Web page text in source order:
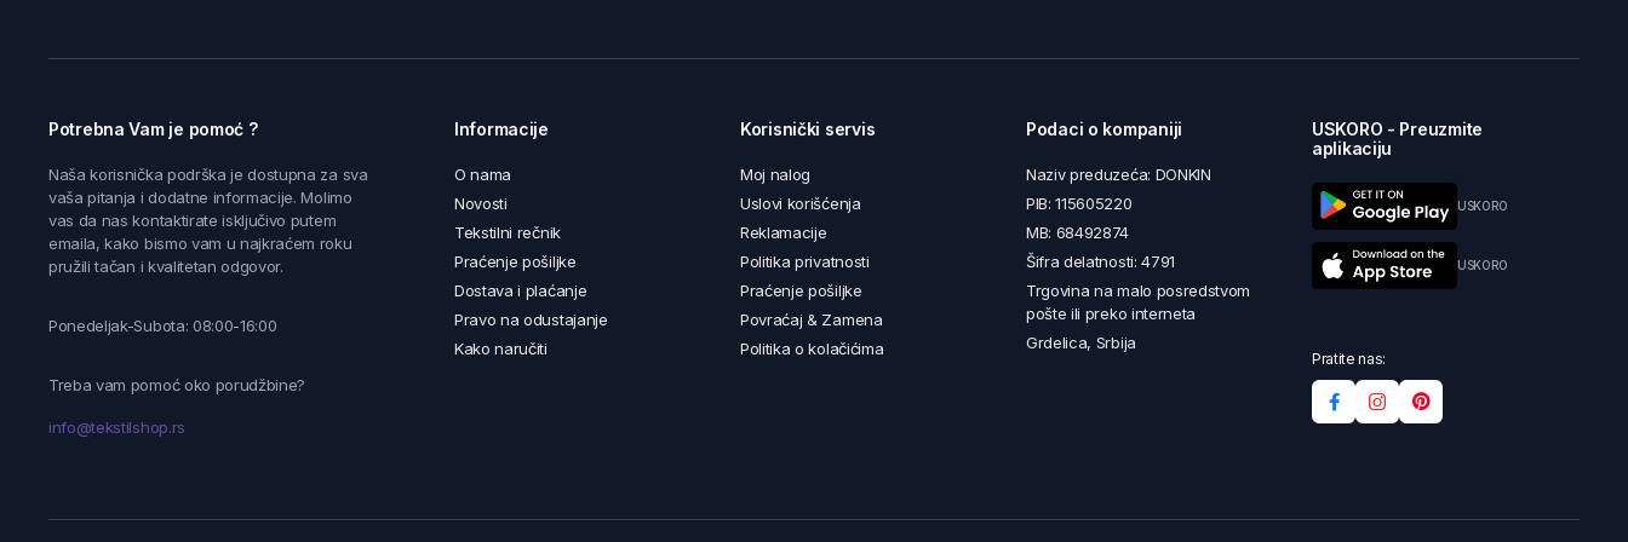
Potrebna Vam je pomoć ?
Naša korisnička podrška je dostupna za sva
vaša pitanja i dodatne informacije. Molimo
vas da nas kontaktirate isključivo putem
emaila, kako bismo vam u najkraćem roku
pružili tačan i kvalitetan odgovor.
Ponedeljak-Subota: 08:00-16:00
Treba vam pomoć oko porudžbine?
info@tekstilshop.rs
Informacije
O nama
Novosti
Tekstilni rečnik
Praćenje pošiljke
Dostava i plaćanje
Pravo na odustajanje
Kako naručiti
Korisnički servis
Moj nalog
Uslovi korišćenja
Reklamacije
Politika privatnosti
Praćenje pošiljke
Povraćaj & Zamena
Politika o kolačićima
Podaci o kompaniji
Naziv preduzeća: DONKIN
PIB: 115605220
MB: 68492874
Šifra delatnosti: 4791
Trgovina na malo posredstvom
pošte ili preko interneta
Grdelica, Srbija
USKORO - Preuzmite
aplikaciju
USKORO
USKORO
Pratite nas: